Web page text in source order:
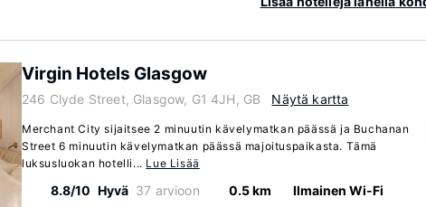
Virgin Hotels Glasgow
246 Clyde Street, Glasgow, G1 4JH, GB Näytä kartta
Merchant City sijaitsee 2 minuutin kävelymatkan päässä ja Buchanan
Street 6 minuutin kävelymatkan päässä majoituspaikasta. Tämä
luksusluokan hotelli... Lue Lisää
8.8/10 Hyvä 37 arvioon 0.5 km Ilmainen Wi-Fi